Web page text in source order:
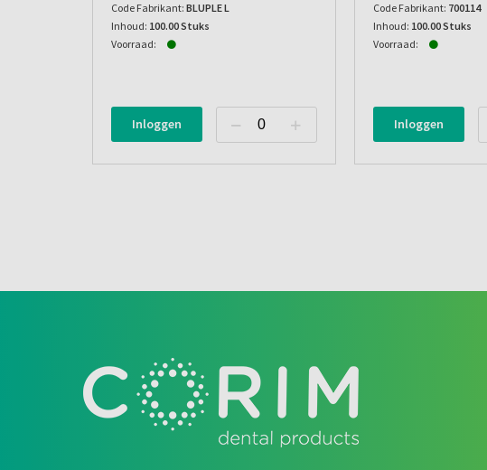
Code Fabrikant: BLUPLE L
Inhoud: 100.00 Stuks
Voorraad:
Inloggen
Code Fabrikant: 700114
Inhoud: 100.00 Stuks
Voorraad:
Inloggen